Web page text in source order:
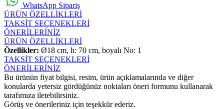
WhatsApp Sipariş
ÜRÜN ÖZELLİKLERİ
TAKSİT SEÇENEKLERİ
ÖNERİLERİNİZ
ÜRÜN ÖZELLİKLERİ
Özellikler: Ø18 cm, h: 70 cm, boyalı No: 1
TAKSİT SEÇENEKLERİ
ÖNERİLERİNİZ
Bu ürünün fiyat bilgisi, resim, ürün açıklamalarında ve diğer
konularda yetersiz gördüğünüz noktaları öneri formunu kullanarak
tarafımıza iletebilirsiniz.
Görüş ve önerileriniz için teşekkür ederiz.